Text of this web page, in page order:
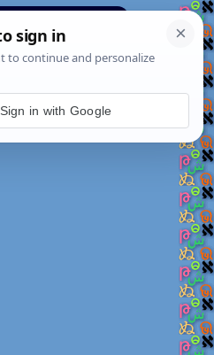
Sign in with Google